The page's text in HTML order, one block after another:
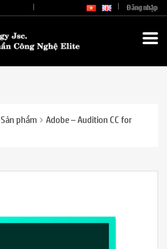
Đăng nhập
Sản phẩm
Adobe – Audition CC for